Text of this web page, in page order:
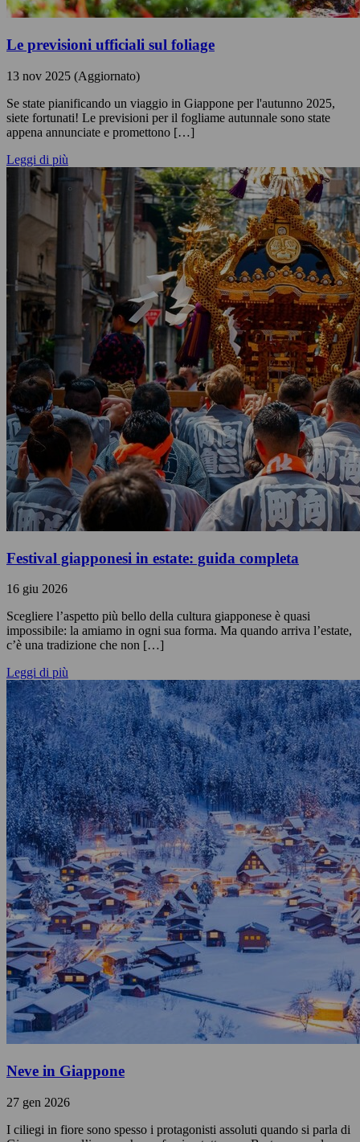
Le previsioni ufficiali sul foliage
13 nov 2025 (Aggiornato)
Se state pianificando un viaggio in Giappone per l'autunno 2025,
siete fortunati! Le previsioni per il fogliame autunnale sono state
appena annunciate e promettono […]
Leggi di più
Festival giapponesi in estate: guida completa
16 giu 2026
Scegliere l’aspetto più bello della cultura giapponese è quasi
impossibile: la amiamo in ogni sua forma. Ma quando arriva l’estate,
c’è una tradizione che non […]
Leggi di più
Neve in Giappone
27 gen 2026
I ciliegi in fiore sono spesso i protagonisti assoluti quando si parla di